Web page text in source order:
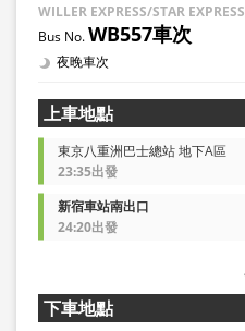
WILLER EXPRESS/STAR EXPRESS
WB557車次
夜晚車次
上車地點
東京八重洲巴士總站 地下A區
23:35出發
新宿車站南出口
24:20出發
下車地點